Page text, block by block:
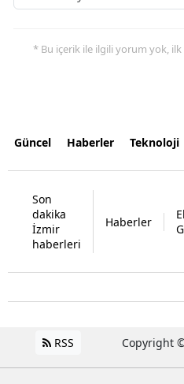
* Bu içerik ile ilgili yorum yok, ilk
Güncel Haberler Teknoloji
Son
dakika
İzmir
haberleri
Haberler
RSS Copyright ©